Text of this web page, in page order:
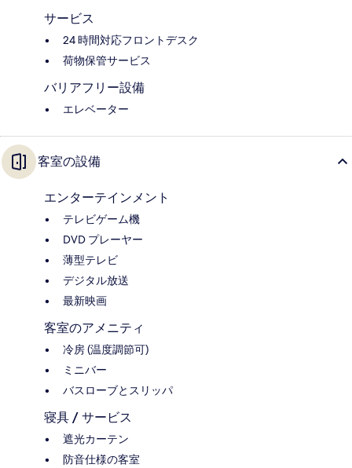
サービス
24 時間対応フロントデスク
荷物保管サービス
バリアフリー設備
エレベーター
客室の設備
エンターテインメント
テレビゲーム機
DVD プレーヤー
薄型テレビ
デジタル放送
最新映画
客室のアメニティ
冷房 (温度調節可)
ミニバー
バスローブとスリッパ
寝具 / サービス
遮光カーテン
防音仕様の客室